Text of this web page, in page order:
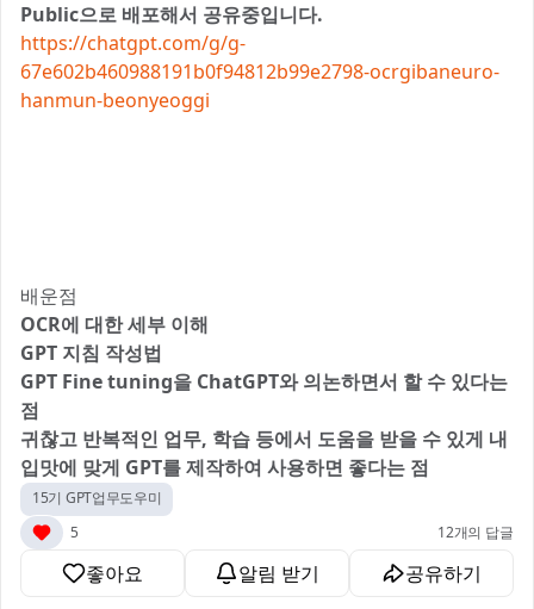
Public으로 배포해서 공유중입니다.
https://chatgpt.com/g/g-
67e602b460988191b0f94812b99e2798-ocrgibaneuro-
hanmun-beonyeoggi
배운점
OCR에 대한 세부 이해
GPT 지침 작성법
GPT Fine tuning을 ChatGPT와 의논하면서 할 수 있다는
점
귀찮고 반복적인 업무, 학습 등에서 도움을 받을 수 있게 내
입맛에 맞게 GPT를 제작하여 사용하면 좋다는 점
15기 GPT업무도우미
5
12개의 답글
좋아요 알림 받기 공유하기